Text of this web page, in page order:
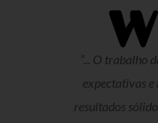
“... O trabalho
expectativas e
resultados